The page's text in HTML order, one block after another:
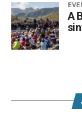
A